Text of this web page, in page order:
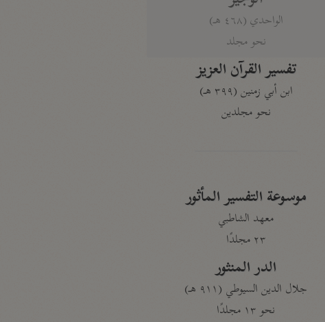
الواحدي (٤٦٨ هـ)
نحو مجلد
تفسير القرآن العزيز
ابن أبي زمنين (٣٩٩ هـ)
نحو مجلدين
موسوعة التفسير المأثور
معهد الشاطبي
٢٣ مجلدًا
الدر المنثور
جلال الدين السيوطي (٩١١ هـ)
نحو ١٣ مجلدًا